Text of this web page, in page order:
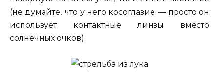
(не думайте, что у него косоглазие — просто он
использует контактные линзы вместо
солнечных очков).